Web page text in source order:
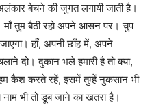
बेचने की जुगत लगायी जाती है।
माँ तुम बैठी रहो अपने आसन पर। चुप
जाएगा। हाँ, अपनी छाँह में, अपने
दो। दुकान भले हमारी है तो क्या,
हम कैश करते रहें, इसमें तुम्हें नुकसान भी
नाम भी तो डूब जाने का खतरा है।